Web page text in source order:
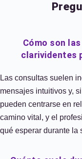
Cómo son
clarividentes
Las consultas suelen
mensajes intuitivos y,
pueden centrarse en
camino vital, y el
qué esperar durante la